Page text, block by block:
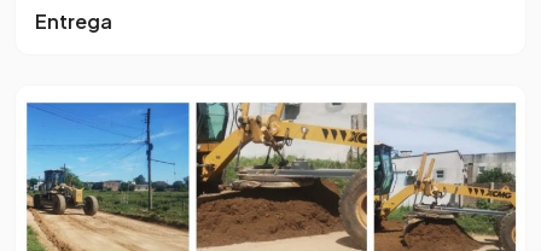
Entrega